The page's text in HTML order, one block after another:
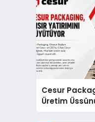
Cesur
Üretim